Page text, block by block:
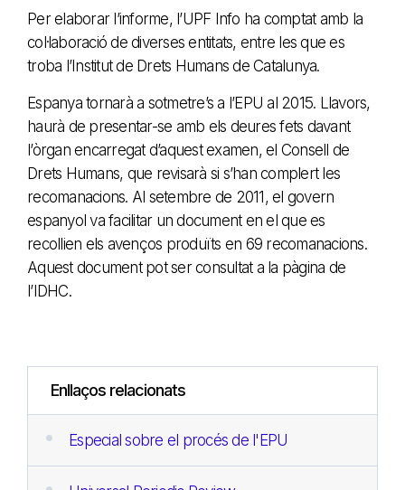
Per elaborar l’informe, l’UPF Info ha comptat amb la
col·laboració de diverses entitats, entre les que es
troba l’Institut de Drets Humans de Catalunya.
Espanya tornarà a sotmetre’s a l’EPU al 2015. Llavors,
haurà de presentar-se amb els deures fets davant
l’òrgan encarregat d’aquest examen, el Consell de
Drets Humans, que revisarà si s’han complert les
recomanacions. Al setembre de 2011, el govern
espanyol va facilitar un document en el que es
recollien els avenços produïts en 69 recomanacions.
Aquest document pot ser consultat a la pàgina de
l’IDHC.
Enllaços relacionats
Especial sobre el procés de l'EPU